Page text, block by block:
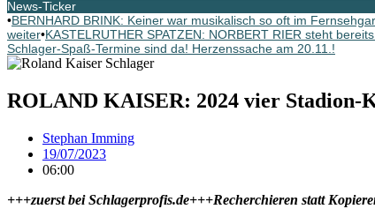
News-Ticker
•BERNHARD BRINK: Keiner war musikalisch so oft im
weiter•KASTELRUTHER SPATZEN: NORBERT RIER steht
Schlager-Spaß-Termine sind da! Herzenssache am 20.11.!
ROLAND KAISER: 2024 vier Stadion-
Stephan Imming
19/07/2023
06:00
+++zuerst bei Schlagerprofis.de+++Recherchieren statt